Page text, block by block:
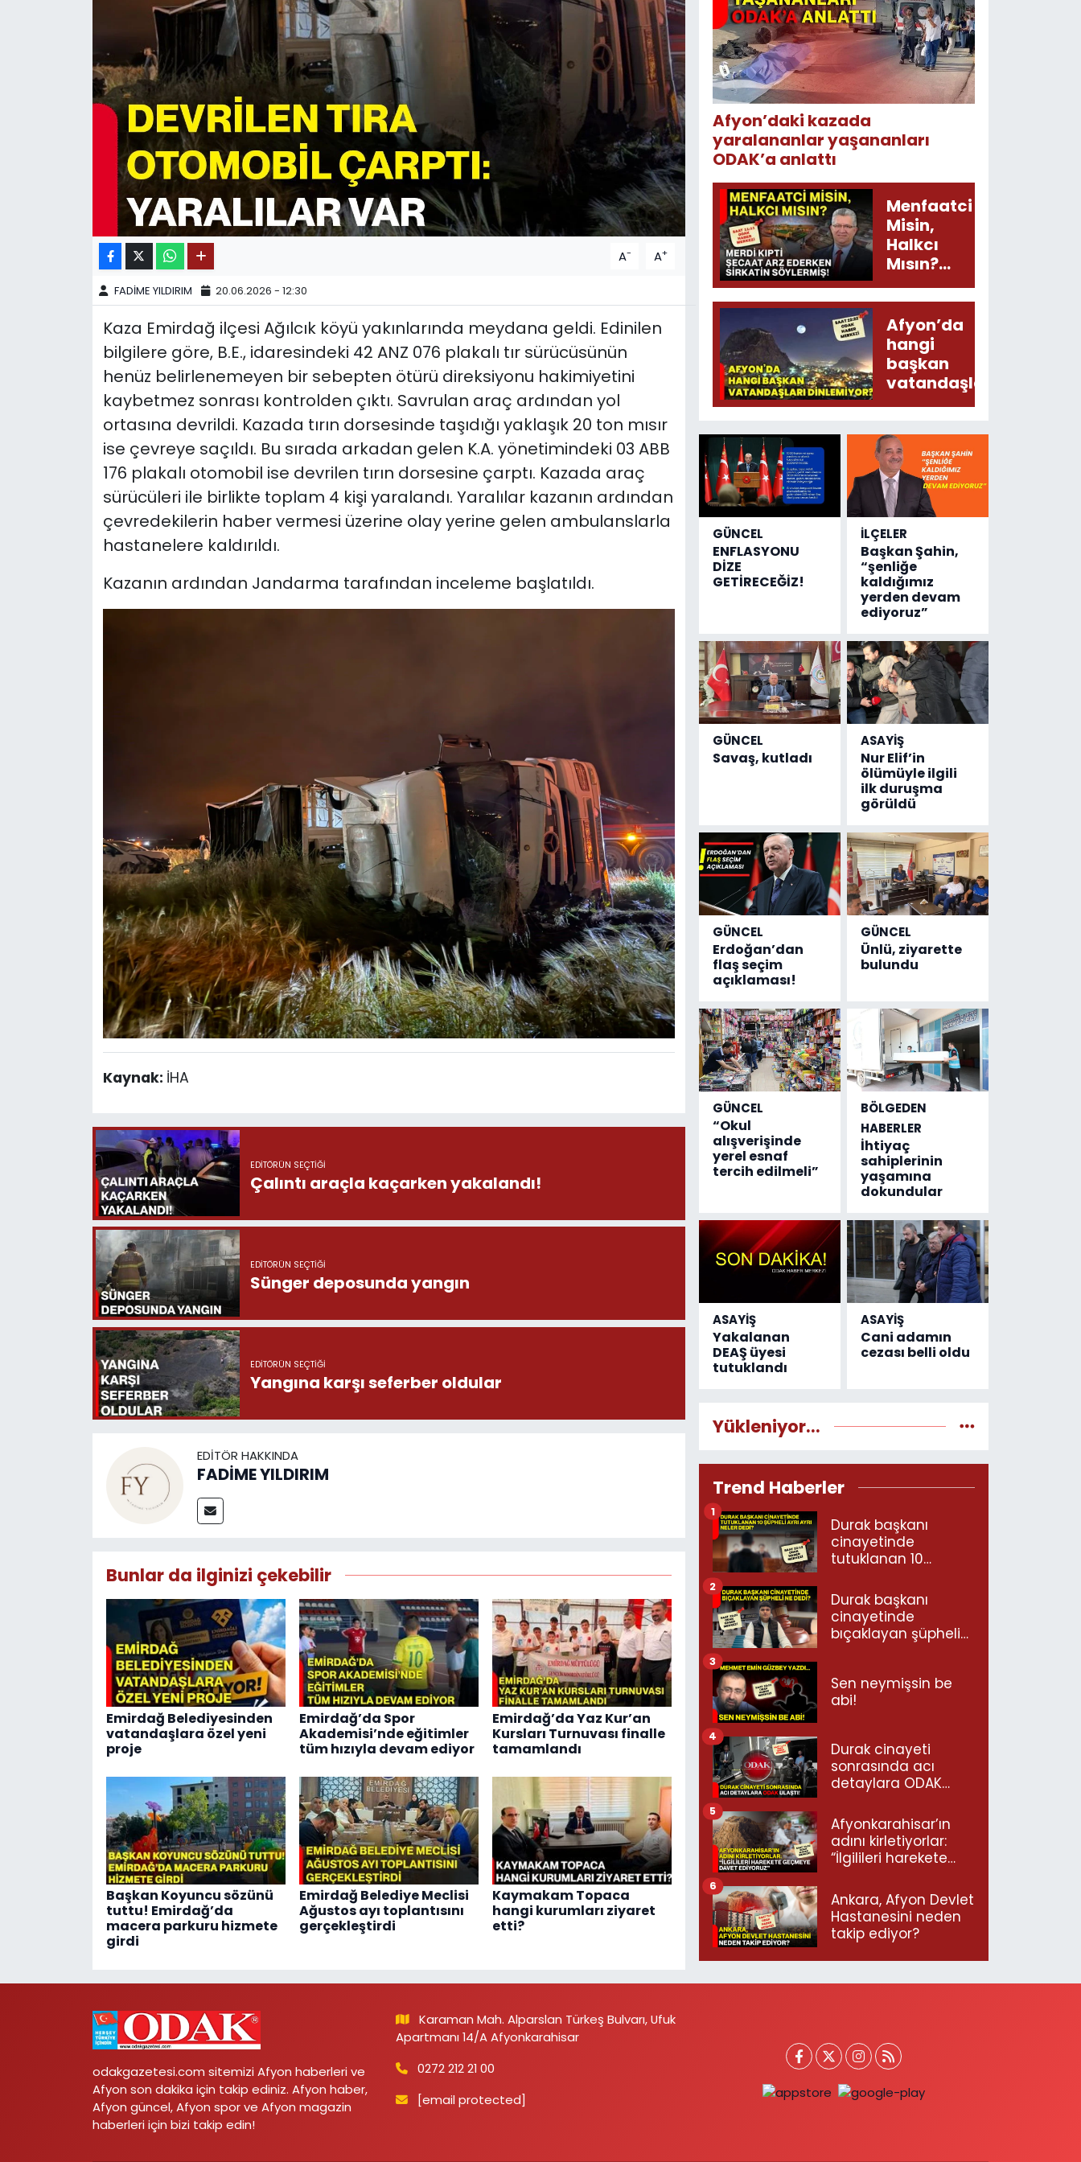
A- A+
FADİME YILDIRIM 20.06.2026 - 12:30
Kaza Emirdağ ilçesi Ağılcık köyü yakınlarında meydana geldi. Edinilen
bilgilere göre, B.E., idaresindeki 42 ANZ 076 plakalı tır sürücüsünün
henüz belirlenemeyen bir sebepten ötürü direksiyonu hakimiyetini
kaybetmez sonrası kontrolden çıktı. Savrulan araç ardından yol
ortasına devrildi. Kazada tırın dorsesinde taşıdığı yaklaşık 20 ton mısır
ise çevreye saçıldı. Bu sırada arkadan gelen K.A. yönetimindeki 03 ABB
176 plakalı otomobil ise devrilen tırın dorsesine çarptı. Kazada araç
sürücüleri ile birlikte toplam 4 kişi yaralandı. Yaralılar kazanın ardından
çevredekilerin haber vermesi üzerine olay yerine gelen ambulanslarla
hastanelere kaldırıldı.
Kazanın ardından Jandarma tarafından inceleme başlatıldı.
Kaynak: İHA
EDITÖRÜN SEÇTIĞI
Çalıntı araçla kaçarken yakalandı!
EDITÖRÜN SEÇTIĞI
Sünger deposunda yangın
EDITÖRÜN SEÇTIĞI
Yangına karşı seferber oldular
EDITÖR HAKKINDA
FADİME YILDIRIM
Bunlar da ilginizi çekebilir
Emirdağ Belediyesinden
vatandaşlara özel yeni
proje
Emirdağ’da Spor
Akademisi’nde eğitimler
tüm hızıyla devam ediyor
Emirdağ’da Yaz Kur’an
Kursları Turnuvası finalle
tamamlandı
Başkan Koyuncu sözünü
tuttu! Emirdağ’da
macera parkuru hizmete
girdi
Emirdağ Belediye Meclisi
Ağustos ayı toplantısını
gerçekleştirdi
Kaymakam Topaca
hangi kurumları ziyaret
etti?
Afyon’daki kazada
yaralananlar yaşananları
ODAK’a anlattı
Menfaatci
Misin,
Halkcı
Mısın?
Merdi
Kıpti
Şecaat
Arz
Ederken
Sirkatin
Söylermiş!
Afyon’da
hangi
başkan
vatandaşları
dinlemiyor?
GÜNCEL
ENFLASYONU
DİZE
GETİRECEĞİZ!
İLÇELER
Başkan Şahin,
“şenliğe
kaldığımız
yerden devam
ediyoruz”
GÜNCEL
Savaş, kutladı
ASAYİŞ
Nur Elif’in
ölümüyle ilgili
ilk duruşma
görüldü
GÜNCEL
Erdoğan’dan
flaş seçim
açıklaması!
GÜNCEL
Ünlü, ziyarette
bulundu
GÜNCEL
“Okul
alışverişinde
yerel esnaf
tercih edilmeli”
BÖLGEDEN
HABERLER
İhtiyaç
sahiplerinin
yaşamına
dokundular
ASAYİŞ
Yakalanan
DEAŞ üyesi
tutuklandı
ASAYİŞ
Cani adamın
cezası belli oldu
Yükleniyor...
Trend Haberler
Durak başkanı
cinayetinde
tutuklanan 10
neler dedi?
1
Durak başkanı
cinayetinde
bıçaklayan şüpheli
2
Sen neymişsin be
abi!
3
Durak cinayeti
sonrasında acı
detaylara ODAK
4
Afyonkarahisar’ın
adını kirletiyorlar:
“İlgilileri harekete
ediyoruz”
5
Ankara, Afyon Devlet
Hastanesini neden
takip ediyor?
6
odakgazetesi.com sitemizi Afyon haberleri ve
Afyon son dakika için takip ediniz. Afyon haber,
Afyon güncel, Afyon spor ve Afyon magazin
haberleri için bizi takip edin!
Karaman Mah. Alparslan Türkeş Bulvarı, Ufuk
Apartmanı 14/A Afyonkarahisar
0272 212 21 00
[email protected]
11:11 MANŞET